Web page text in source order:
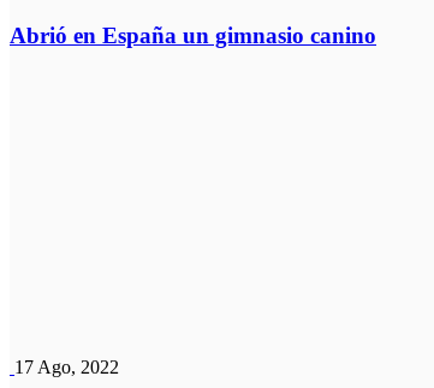
Abrió en España un gimnasio canino
17 Ago, 2022